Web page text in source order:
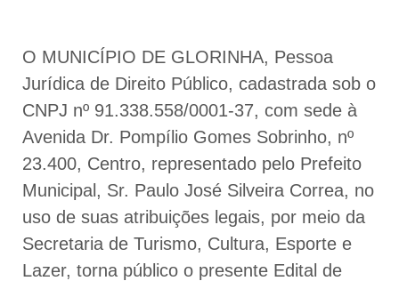
O MUNICÍPIO DE GLORINHA, Pessoa
Jurídica de Direito Público, cadastrada sob o
CNPJ nº 91.338.558/0001-37, com sede à
Avenida Dr. Pompílio Gomes Sobrinho, nº
23.400, Centro, representado pelo Prefeito
Municipal, Sr. Paulo José Silveira Correa, no
uso de suas atribuições legais, por meio da
Secretaria de Turismo, Cultura, Esporte e
Lazer, torna público o presente Edital de